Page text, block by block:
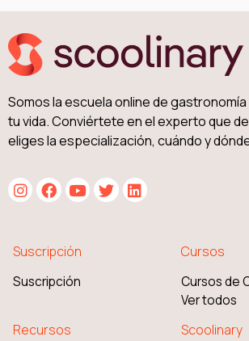
Somos la escuela online de
tu vida. Conviértete en el experto que
eliges la especialización, cuándo y
Suscripción
Suscripción
Cursos
Cursos de
Ver todos
Recursos Scoolinary